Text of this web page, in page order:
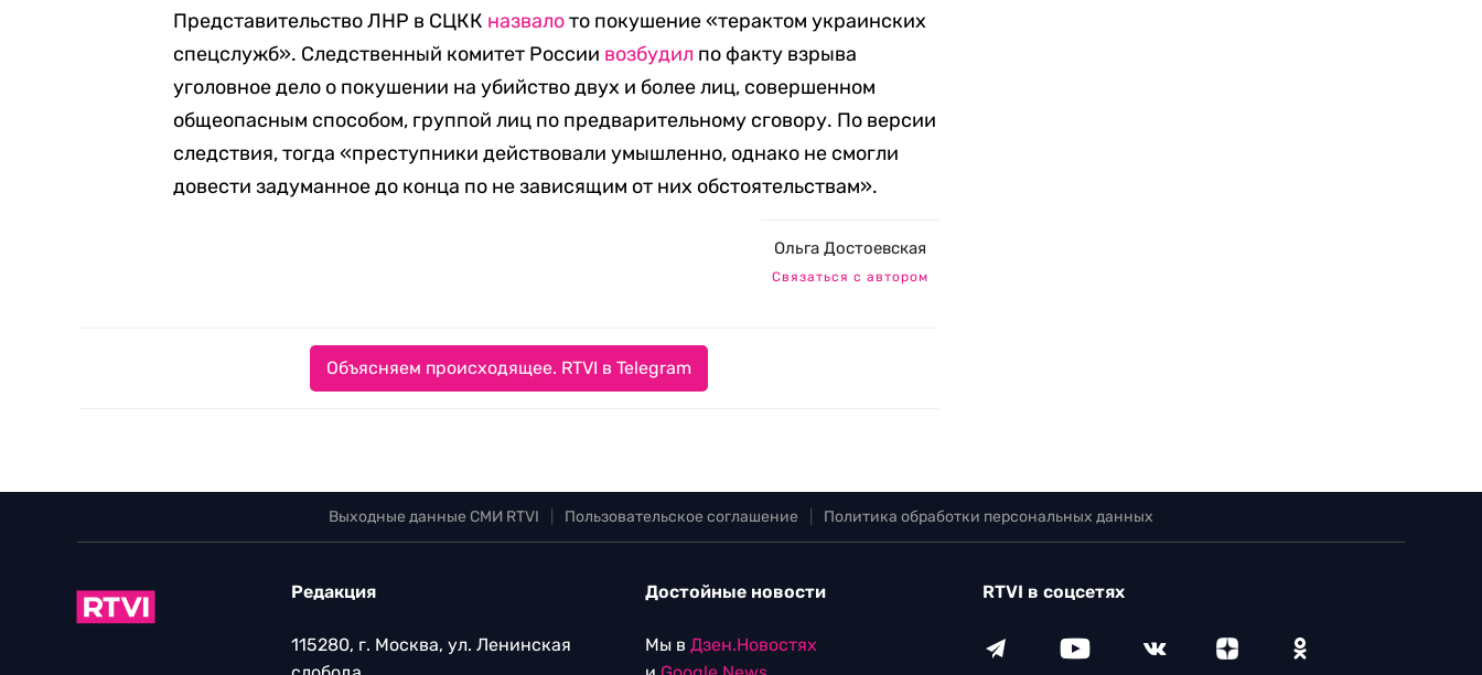
Представительство ЛНР в СЦКК назвалото покушение «терактом украинских
спецслужб». Следственный комитет России возбудил по факту взрыва
уголовное дело о покушении на убийство двух и более лиц, совершенном
общеопасным способом, группой лиц по предварительному сговору. По версии
следствия, тогда «преступники действовали умышленно, однако не смогли
довести задуманное до конца по не зависящим от них обстоятельствам».
Ольга Достоевская
Связаться с автором
Объясняем происходящее. RTVI в Telegram
Выходные данные СМИ RTVI Пользовательское соглашение Политика обработки персональных данных
Редакция
115280, г. Москва, ул. Ленинская
Достойные новости
Мы в Дзен.Новостях
RTVI в соцсетях